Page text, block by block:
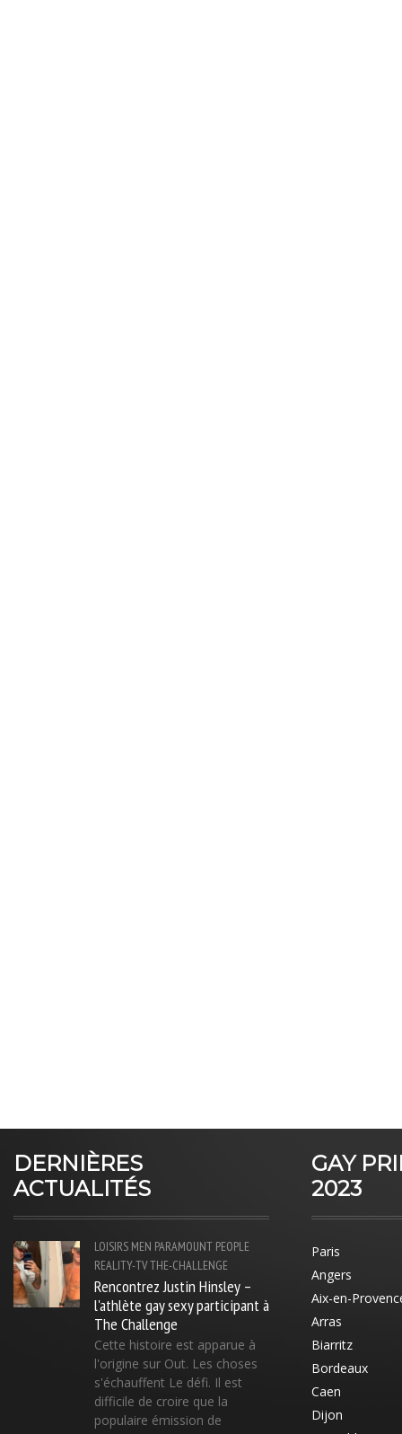
DERNIÈRES
ACTUALITÉS
LOISIRS MEN PARAMOUNT PEOPLE
REALITY-TVTHE-CHALLENGE
Rencontrez Justin Hinsley –
l'athlète gay sexy participant à
The Challenge
Cette histoire est apparue à
l'origine sur Out. Les choses
s'échauffent Le défi. Il est
difficile de croire que la
populaire émission de
GAY
2023
Paris
Angers
Aix-en-
Arras
Biarritz
Bordeaux
Caen
Dijon